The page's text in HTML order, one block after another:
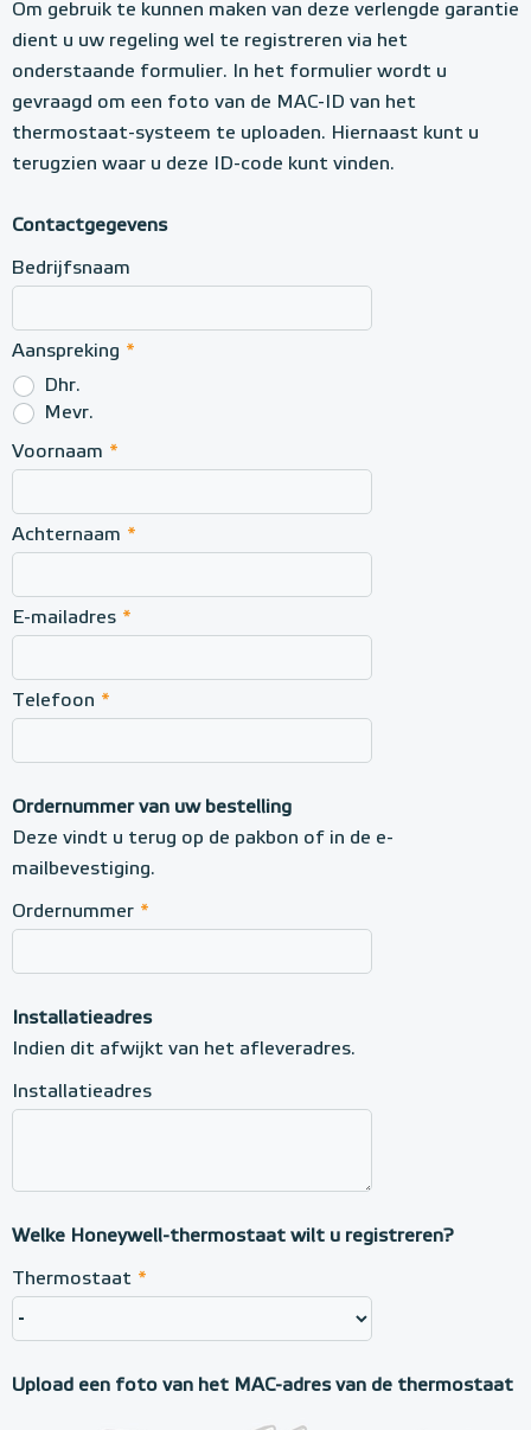
w
e
l
l
r
e
i
s
t
r
a
t
i
e
Om gebruik te kunnen maken van deze verlengde garantie
dient u uw regeling wel te registreren via het
onderstaande formulier. In het formulier wordt u
gevraagd om een foto van de MAC-ID van het
thermostaat-systeem te uploaden. Hiernaast kunt u
terugzien waar u deze ID-code kunt vinden.
Contactgegevens
Bedrijfsnaam
Aanspreking *
Dhr.
Mevr.
Voornaam *
Achternaam *
E-mailadres *
Telefoon *
Ordernummer van uw bestelling
Deze vindt u terug op de pakbon of in de e-
mailbevestiging.
Ordernummer *
Installatieadres
Indien dit afwijkt van het afleveradres.
Installatieadres
Welke Honeywell-thermostaat wilt u registreren?
Thermostaat *
Upload een foto van het MAC-adres van de thermostaat